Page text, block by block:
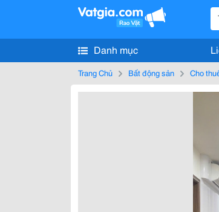
Danh mục
Trang Chủ Bất động sản Cho